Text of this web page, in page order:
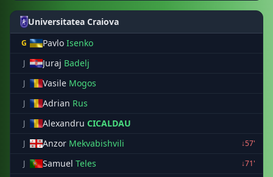
Universitatea Craiova
G Pavlo Isenko
J Juraj Badelj
J Vasile Mogos
J Adrian Rus
J Alexandru CICALDAU
J Anzor Mekvabishvili
↓57'
J
Samuel Teles
↓71'